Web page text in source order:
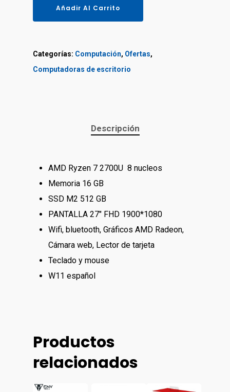
Añadir Al Carrito
Categorías: Computación, Ofertas,
Сomputadoras de escritorio
Descripción
AMD Ryzen 7 2700U 8 nucleos
Memoria 16 GB
SSD M2 512 GB
PANTALLA 27″ FHD 1900*1080
Wifi, bluetooth, Gráficos AMD Radeon,
Cámara web, Lector de tarjeta
Teclado y mouse
W11 español
Productos
relacionadosTecnica